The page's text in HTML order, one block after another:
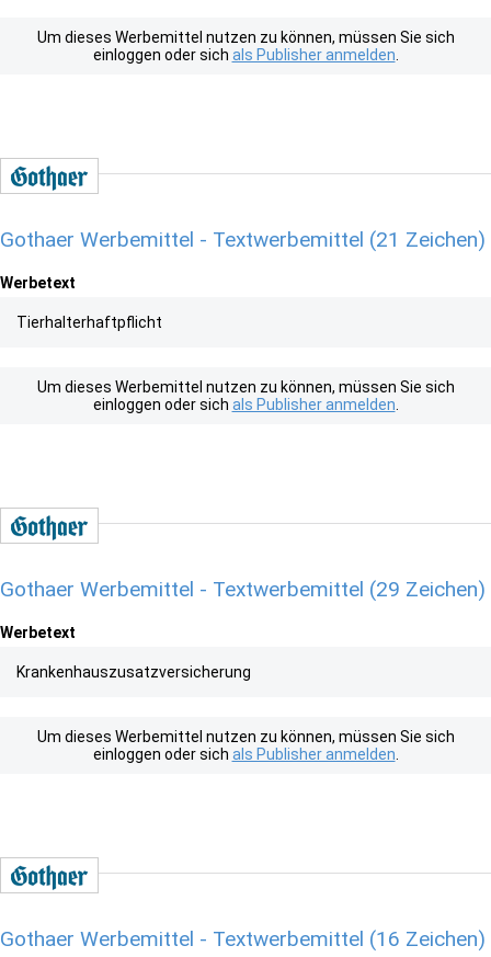
Um dieses Werbemittel nutzen zu können, müssen Sie sich
einloggen oder sich als Publisher anmelden
Gothaer Werbemittel - Textwerbemittel (21 Zeichen)
Werbetext
Tierhalterhaftpflicht
Um dieses Werbemittel nutzen zu können, müssen Sie sich
einloggen oder sich als Publisher anmelden
Gothaer Werbemittel - Textwerbemittel (29 Zeichen)
Werbetext
Krankenhauszusatzversicherung
Um dieses Werbemittel nutzen zu können, müssen Sie sich
einloggen oder sich als Publisher anmelden
Gothaer Werbemittel - Textwerbemittel (16 Zeichen)